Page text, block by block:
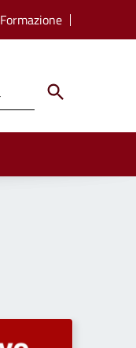
Formazione